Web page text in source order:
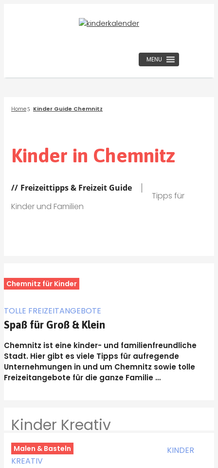
MENU
Home Kinder Guide Chemnitz
Kinder in Chemnitz
Freizeittipps & Freizeit Guide
Tipps für
Kinder und Familien
Chemnitz für Kinder
TOLLE FREIZEITANGEBOTE
Spaß für Groß & Klein
Chemnitz ist eine kinder- und familienfreundliche
Stadt. Hier gibt es viele Tipps für aufregende
Unternehmungen in und um Chemnitz sowie tolle
Freizeitangebote für die ganze Familie …
Kinder Kreativ
Malen & Basteln
KINDER
KREATIV